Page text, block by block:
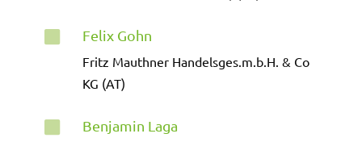
Felix Gohn
Fritz Mauthner Handelsges.m.b.H. & Co
KG (AT)
Benjamin Laga